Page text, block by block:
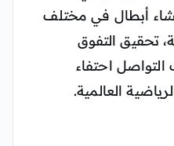
أبطال في مختلف
تحقيق التفوق
التواصل احتفاء
العالمية.